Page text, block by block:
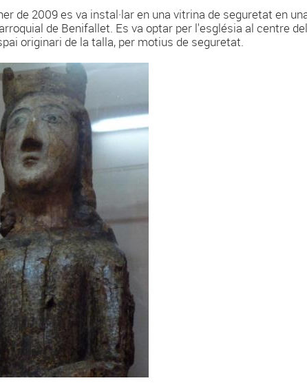
de 2009 es va instal·lar en una vitrina de seguretat en
de Benifallet. Es va optar per l'església al centre
originari de la talla, per motius de seguretat.